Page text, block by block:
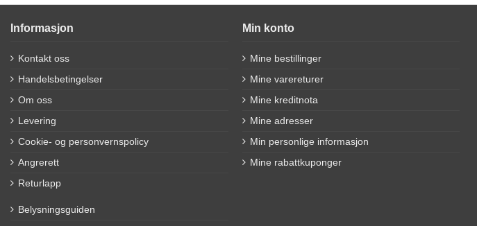
Informasjon
Kontakt oss
Handelsbetingelser
Om oss
Levering
Cookie- og personvernspolicy
Angrerett
Returlapp
Belysningsguiden
Min konto
Mine bestillinger
Mine varereturer
Mine kreditnota
Mine adresser
Min personlige informasjon
Mine rabattkuponger